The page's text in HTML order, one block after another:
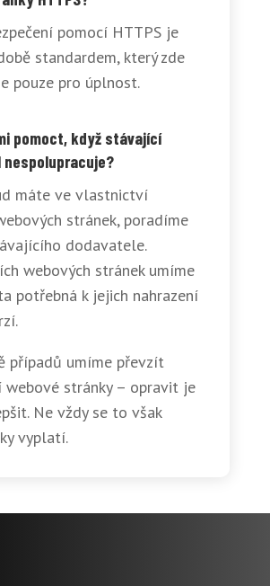
pomocí HTTPS je
standardem, který zde
pouze pro úplnost.
pomoct, když stávající
máte ve vlastnictví
stránek, poradíme
dodavatele.
webových stránek umíme
potřebná k jejich nahrazení
případů umíme převzít
stránky – opravit je
Ne vždy se to však
vyplatí.